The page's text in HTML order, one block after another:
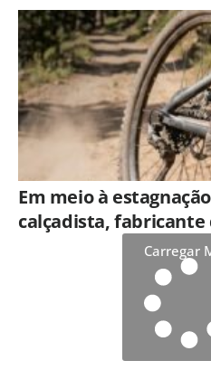
Americana
Em meio à
calçadista, fabricante
em botas táticas eCarregar